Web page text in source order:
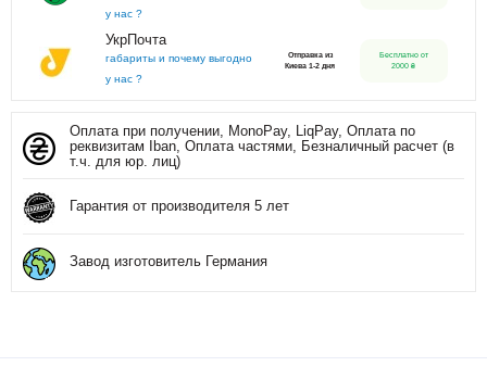
у нас ?
УкрПочта
габариты и почему выгодно
у нас ?
Отправка из
Киева 1-2 дня
Бесплатно от
2000 ₴
Оплата при получении, MonoPay, LiqPay, Оплата по
реквизитам Iban, Оплата частями, Безналичный расчет (в
т.ч. для юр. лиц)
Гарантия от производителя 5 лет
Завод изготовитель Германия